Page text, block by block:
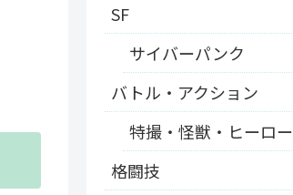
SF
サイバーパンク
バトル・アクション
特撮・怪獣・ヒーロー
格闘技